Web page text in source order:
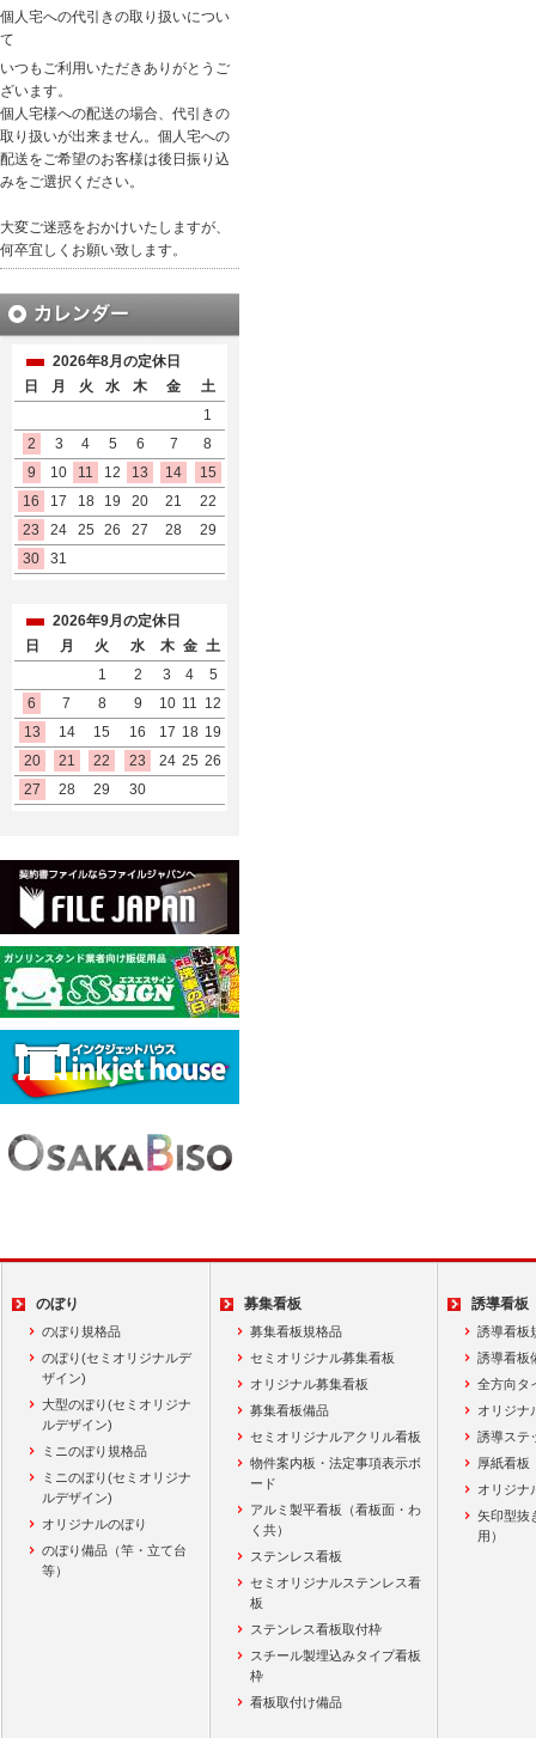
個人宅への代引きの取り扱いについ
て
いつもご利用いただきありがとうご
ざいます。
個人宅様への配送の場合、代引きの
取り扱いが出来ません。個人宅への
配送をご希望のお客様は後日振り込
みをご選択ください。
大変ご迷惑をおかけいたしますが、
何卒宜しくお願い致します。
2026年8月の定休日
日
月 火 水 木 金
土
1
2
3 4 5 6 7
8
9
10 11 12 13 14
15
16
17 18 19 20 21
22
23
24 25 26 27 28
29
30
31
2026年9月の定休日
日
月 火 水 木 金 土
1
2 3 4
5
6
7 8 9 10 11 12
13
14 15 16 17 18 19
20
21 22 23 24 25 26
27
28 29 30
のぼり
のぼり規格品
のぼり(セミオリジナルデ
ザイン)
大型のぼり(セミオリジナ
ルデザイン)
ミニのぼり規格品
ミニのぼり(セミオリジナ
ルデザイン)
オリジナルのぼり
のぼり備品（竿・立て台
等）
募集看板
募集看板規格品
セミオリジナル募集看板
オリジナル募集看板
募集看板備品
セミオリジナルアクリル看板
物件案内板・法定事項表示ボ
ード
アルミ製平看板（看板面・わ
く共）
ステンレス看板
セミオリジナルステンレス看
板
ステンレス看板取付枠
スチール製埋込みタイプ看板
枠
看板取付け備品
誘導看板
誘導看板
誘導看板
全方向タ
オリジナ
誘導ステ
厚紙看板
オリジナ
矢印型抜
用）